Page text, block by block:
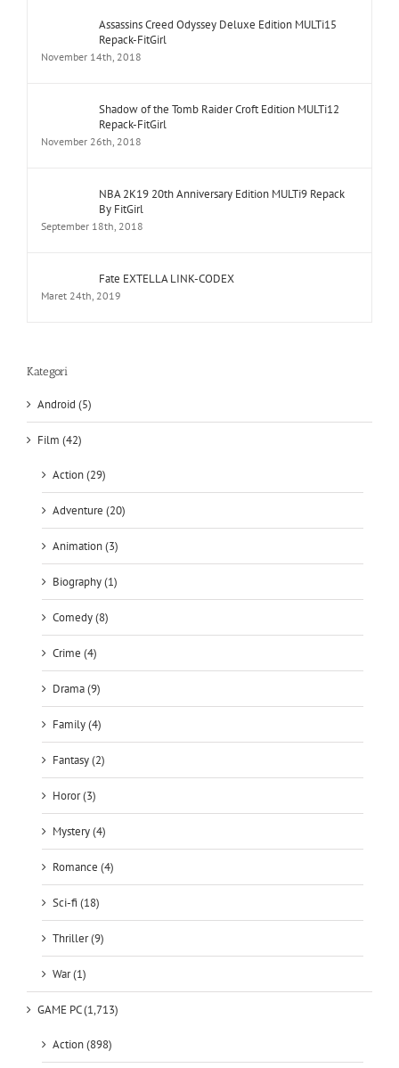
Assassins Creed Odyssey Deluxe Edition MULTi15
Repack-FitGirl
November 14th, 2018
Shadow of the Tomb Raider Croft Edition MULTi12
Repack-FitGirl
November 26th, 2018
NBA 2K19 20th Anniversary Edition MULTi9 Repack
By FitGirl
September 18th, 2018
Fate EXTELLA LINK-CODEX
Maret 24th, 2019
Kategori
Android (5)
Film (42)
Action (29)
Adventure (20)
Animation (3)
Biography (1)
Comedy (8)
Crime (4)
Drama (9)
Family (4)
Fantasy (2)
Horor (3)
Mystery (4)
Romance (4)
Sci-fi (18)
Thriller (9)
War (1)
GAME PC (1,713)
Action (898)